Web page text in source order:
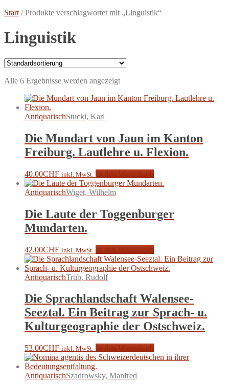
Start /Produkte verschlagwortet mit „Linguistik“
Linguistik
Alle 6 Ergebnisse werden angezeigt
AntiquarischStucki, Karl
Die Mundart von Jaun im Kanton
Freiburg. Lautlehre u. Flexion.
40.00CHF inkl. MwSt.
AntiquarischWiget, Wilhelm
Die Laute der Toggenburger
Mundarten.
42.00CHF inkl. MwSt.
AntiquarischTrüb, Rudolf
Die Sprachlandschaft Walensee-
Seeztal. Ein Beitrag zur Sprach- u.
Kulturgeographie der Ostschweiz.
53.00CHF inkl. MwSt.
AntiquarischSzadrowsky, Manfred